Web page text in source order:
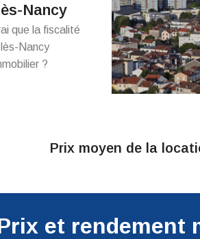
Nancy
que la fiscalité
Nancy
?
Prix moyen de la
et rendement